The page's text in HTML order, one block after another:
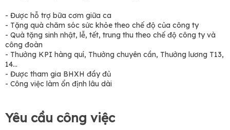
- Được hỗ trợ bữa cơm giữa ca
- Tặng quà chăm sóc sức khỏe theo chế độ của công ty
- Quà tặng sinh nhật, lễ, tết, trung thu theo chế độ công ty và
công đoàn
- Thưởng KPI hàng quí, Thưởng chuyên cần, Thưởng lương T13,
14...
- Được tham gia BHXH đầy đủ
- Công việc làm ổn định lâu dài
Yêu cầu công việc